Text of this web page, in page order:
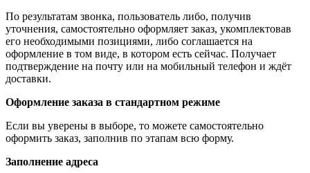
По результатам звонка, пользователь либо, получив
уточнения, самостоятельно оформляет заказ, укомплектовав
его необходимыми позициями, либо соглашается на
оформление в том виде, в котором есть сейчас. Получает
подтверждение на почту или на мобильный телефон и ждёт
доставки.
Оформление заказа в стандартном режиме
Если вы уверены в выборе, то можете самостоятельно
оформить заказ, заполнив по этапам всю форму.
Заполнение адреса